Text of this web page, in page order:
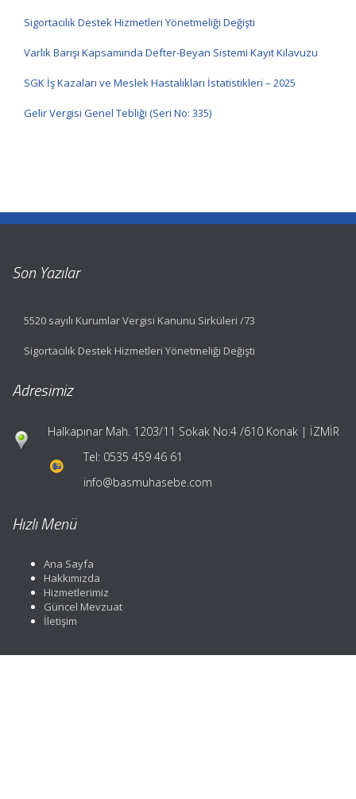
Sigortacılık Destek Hizmetleri Yönetmeliği Değişti
Varlık Barışı Kapsamında Defter-Beyan Sistemi Kayıt Kılavuzu
SGK İş Kazaları ve Meslek Hastalıkları İstatistikleri – 2025
Gelir Vergisi Genel Tebliği (Seri No: 335)
Son Yazılar
5520 sayılı Kurumlar Vergisi Kanunu Sirküleri /73
Sigortacılık Destek Hizmetleri Yönetmeliği Değişti
Adresimiz
Halkapınar Mah. 1203/11 Sokak No:4 /610 Konak | İZMİR
Tel: 0535 459 46 61
info@basmuhasebe.com
Hızlı Menü
Ana Sayfa
Hakkımızda
Hizmetlerimiz
Güncel Mevzuat
İletişim